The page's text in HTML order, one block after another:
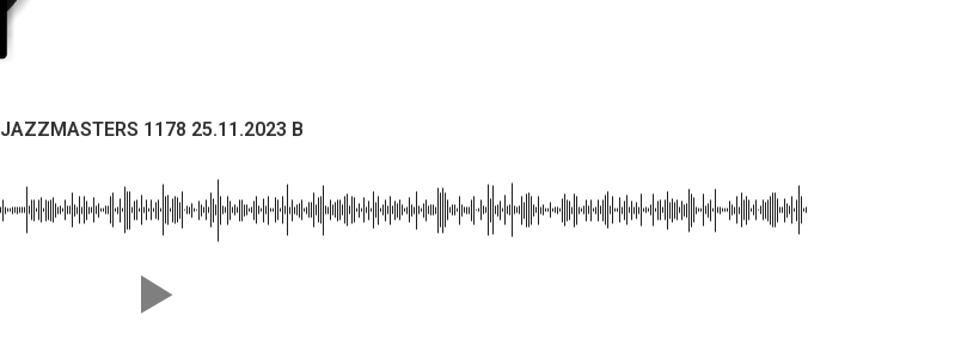
JAZZMASTERS 1178 25.11.2023 B